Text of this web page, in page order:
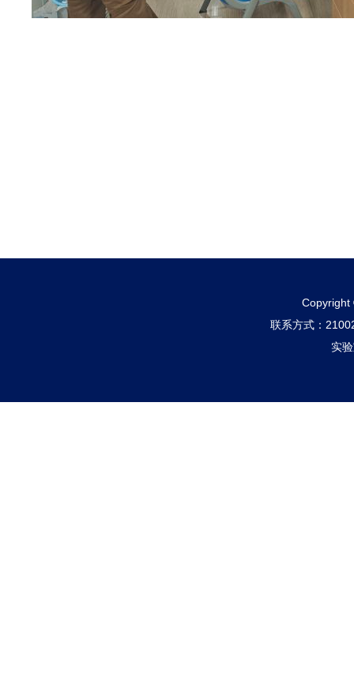
Copyright
联系方式：
实